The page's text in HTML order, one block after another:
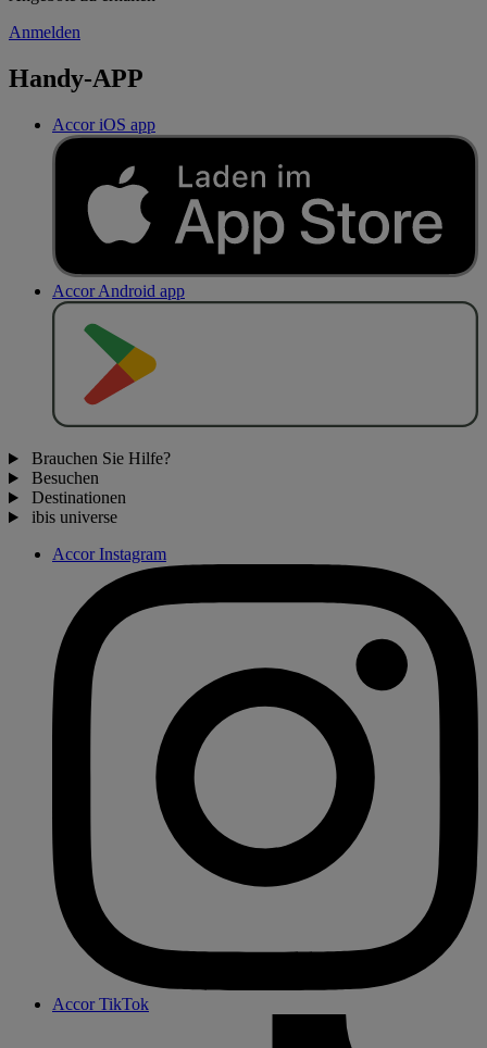
Anmelden
Handy-APP
Accor iOS app
Accor Android app
Brauchen Sie Hilfe?
Besuchen
Destinationen
ibis universe
Accor Instagram
Accor TikTok